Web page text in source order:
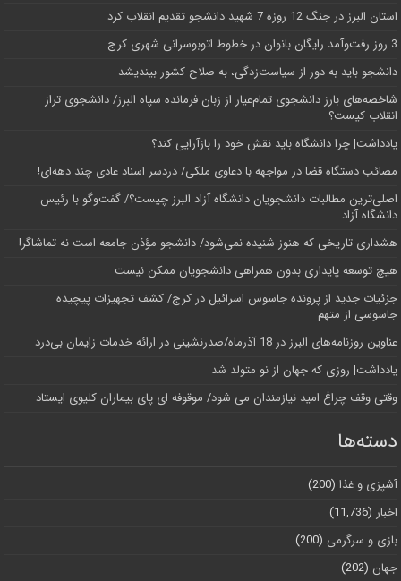
استان البرز در جنگ 12 روزه 7 شهید دانشجو تقدیم انقلاب کرد
3 روز رفت‌وآمد رایگان بانوان در خطوط اتوبوسرانی شهری کرج
دانشجو باید به دور از سیاست‌زدگی، به صلاح کشور بیندیشد
شاخصه‌های بارز دانشجوی تمام‌عیار از زبان فرمانده سپاه البرز/ دانشجوی تراز
انقلاب کیست؟
یادداشت| چرا دانشگاه باید نقش خود را بازآرایی کند؟
مصائب دستگاه قضا در مواجهه با دعاوی ملکی/ دردسر اسناد عادی چند‌ دهه‌ای!
اصلی‌ترین مطالبات دانشجویان دانشگاه آزاد البرز چیست؟/ گفت‌وگو با رئیس
دانشگاه آز‌اد
هشداری تاریخی که هنوز شنیده نمی‌شود/ دانشجو مؤذن جامعه است نه تماشاگر!
هیچ توسعه پایداری بدون همراهی دانشجویان ممکن نیست
جزئیات جدید از پرونده جاسوس اسرائیل در کرج/‌ کشف تجهیزات پیچیده
جاسوسی از متهم
عناوین روزنامه‌های البرز در ‌18 آذرماه/صدرنشینی در ارائه خدمات زایمان بی‌درد
یادداشت| روزی که جهان از نو متولد شد
وقتی وقف چراغ امید نیازمندان می شود/ موقوفه ای پای بیماران کلیوی ایستاد
دسته‌ها
آشپزی و غذا (200)
اخبار (11,736)
بازی و سرگرمی (200)
جهان (202)